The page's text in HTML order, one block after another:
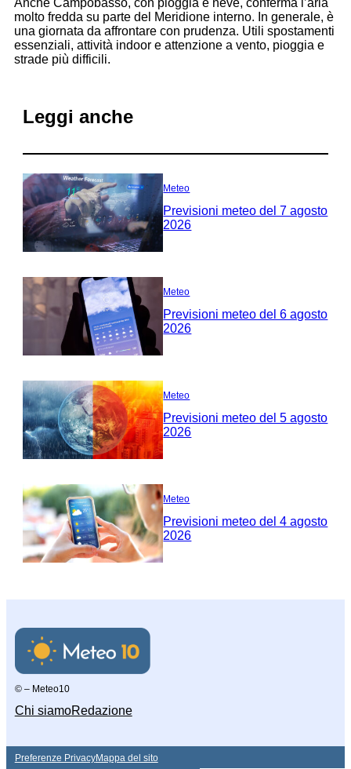
molto fredda su parte del Meridione interno. In generale, è
una giornata da affrontare con prudenza. Utili spostamenti
essenziali, attività indoor e attenzione a vento, pioggia e
strade più difficili.
Leggi anche
Meteo
Previsioni meteo del 7 agosto
2026
Meteo
Previsioni meteo del 6 agosto
2026
Meteo
Previsioni meteo del 5 agosto
2026
Meteo
Previsioni meteo del 4 agosto
2026
© – Meteo10
Chi siamoRedazione
Preferenze PrivacyMappa del sito